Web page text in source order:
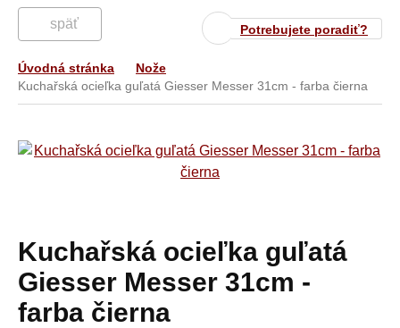
Potrebujete poradiť?
späť
Úvodná stránka
Nože
Kuchařská ocieľka guľatá Giesser Messer 31cm - farba čierna
Kuchařská ocieľka guľatá
Giesser Messer 31cm -
farba čierna